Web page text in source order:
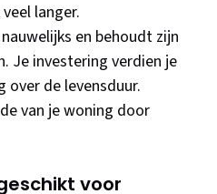
langer.
en behoudt zijn
Je investering verdien je
over de levensduur.
van je woning door
voor